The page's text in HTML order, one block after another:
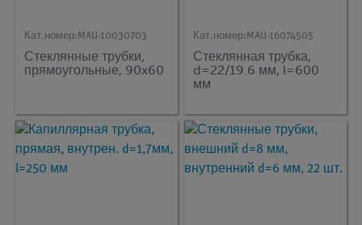
Кат.номер: MAU-10030703
Стеклянные трубки,
прямоугольные, 90x60
Кат.номер: MAU-16074505
Стеклянная трубка,
d=22/19.6 мм, l=600
мм